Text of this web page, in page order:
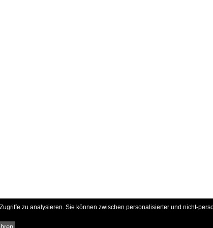
zu analysieren. Sie können zwischen personalisierter und nicht-